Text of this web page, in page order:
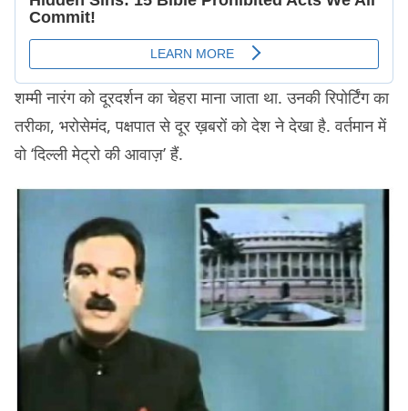
शम्मी नारंग को दूरदर्शन का चेहरा माना जाता था. उनकी रिपोर्टिंग का
तरीका, भरोसेमंद, पक्षपात से दूर ख़बरों को देश ने देखा है. वर्तमान में
वो ‘दिल्ली मेट्रो की आवाज़’ हैं.